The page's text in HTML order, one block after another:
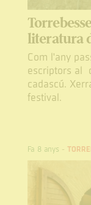
literatura
Com l'any
escriptors al
cadascú.
festival.
Fa 8 anys -